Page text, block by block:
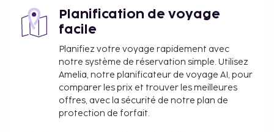
hébergement ne peuvent pas dépasser 5000 EUR.
Pour plus d'informations, veuillez contacter
l'hébergement aux coordonnées figurant dans la
confirmation de réservation. Seules les personnes
enregistrées peuvent accéder aux chambres. Cet
hébergement déclare appliquer actuellement des
mesures de nettoyage renforcé et de sécurité pour
les clients. Cet hébergement est nettoyé à l'aide
Planification de voyage
facile
Planifiez votre voyage rapidement avec
notre système de réservation simple. Utilisez
Amelia, notre planificateur de voyage AI, pour
comparer les prix et trouver les meilleures
offres, avec la sécurité de notre plan de
protection de forfait.